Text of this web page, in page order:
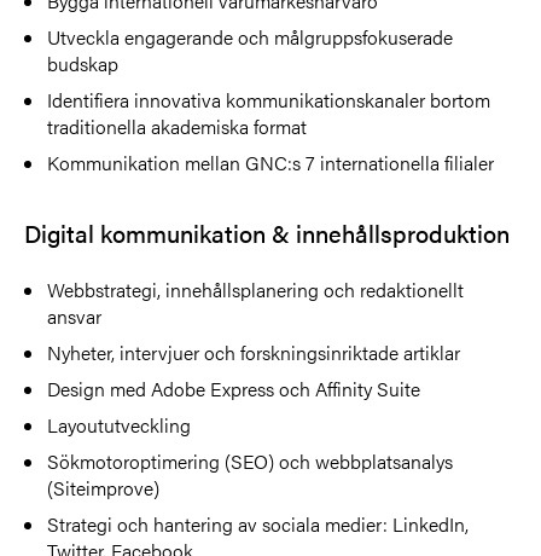
Utveckla engagerande och målgruppsfokuserade
budskap
Identifiera innovativa kommunikationskanaler bortom
traditionella akademiska format
Kommunikation mellan GNC:s 7 internationella filialer
Digital kommunikation & innehållsproduktion
Webbstrategi, innehållsplanering och redaktionellt
ansvar
Nyheter, intervjuer och forskningsinriktade artiklar
Design med Adobe Express och Affinity Suite
Layoututveckling
Sökmotoroptimering (SEO) och webbplatsanalys
(Siteimprove)
Strategi och hantering av sociala medier: LinkedIn,
Twitter, Facebook